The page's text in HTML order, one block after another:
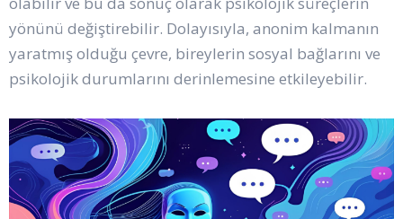
yönünü değiştirebilir. Dolayısıyla, anonim kalmanın
yaratmış olduğu çevre, bireylerin sosyal bağlarını ve
psikolojik durumlarını derinlemesine etkileyebilir.